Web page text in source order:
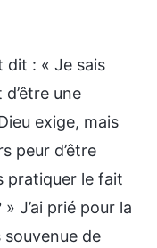
dit : « Je sais
une
exige, mais
peur d’être
pratiquer le fait
J’ai prié pour la
souvenue de